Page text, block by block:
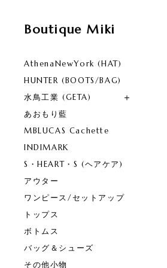
Boutique Miki
AthenaNewYork (HAT)
HUNTER (BOOTS/BAG)
水鳥工業 (GETA)
あおもり藍
MBLUCAS Cachette
INDIMARK
S・HEART・S (ヘアケア)
アウター
ワンピース/セットアップ
トップス
ボトムス
バッグ＆シューズ
その他小物